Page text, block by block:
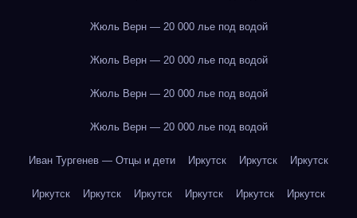
Жюль Верн — 20 000 лье под водой
Жюль Верн — 20 000 лье под водой
Жюль Верн — 20 000 лье под водой
Жюль Верн — 20 000 лье под водой
Иван Тургенев — Отцы и дети Иркутск Иркутск Иркутск
Иркутск Иркутск Иркутск Иркутск Иркутск Иркутск